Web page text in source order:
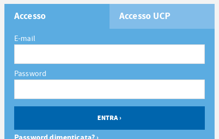
Accesso Accesso UCP
E-mail
Password